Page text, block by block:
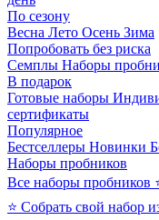
По сезону
Весна Лето Осень Зима
Попробовать без риска
Семплы Наборы
В подарок
Готовые наборы
сертификаты
Популярное
Бестселлеры Новинки
Наборы пробников
Все наборы пробников
⭐ Собрать свой набор